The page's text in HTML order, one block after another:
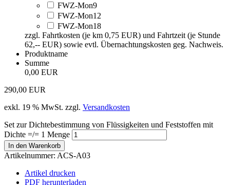
FWZ-Mon9
FWZ-Mon12
FWZ-Mon18
zzgl. Fahrtkosten (je km 0,75 EUR) und Fahrtzeit (je Stunde
62,-- EUR) sowie evtl. Übernachtungskosten geg. Nachweis.
Produktname
Summe
0,00 EUR
290,00 EUR
exkl. 19 % MwSt. zzgl. Versandkosten
Set zur Dichtebestimmung von Flüssigkeiten und Feststoffen mit
Dichte =/= 1 Menge
In den Warenkorb
Artikelnummer: ACS-A03
Artikel drucken
PDF herunterladen